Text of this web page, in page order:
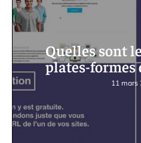
Quelles sont
plates-formes
11 mars